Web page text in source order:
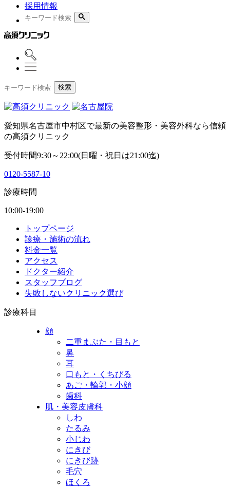
採用情報
検索
愛知県名古屋市中村区で最新の美容整形・美容外科なら信頼
の高須クリニック
受付時間9:30～22:00(日曜・祝日は21:00迄)
0120-5587-10
診療時間
10:00-19:00
トップページ
診療・施術の流れ
料金一覧
アクセス
ドクター紹介
スタッフブログ
失敗しないクリニック選び
診療科目
顔
二重まぶた・目もと
鼻
耳
口もと・くちびる
あご・輪郭・小顔
歯科
肌・美容皮膚科
しわ
たるみ
小じわ
にきび
にきび跡
毛穴
ほくろ